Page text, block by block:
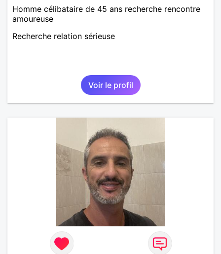
Homme célibataire de 45 ans recherche rencontre
amoureuse
Recherche relation sérieuse
Voir le profil